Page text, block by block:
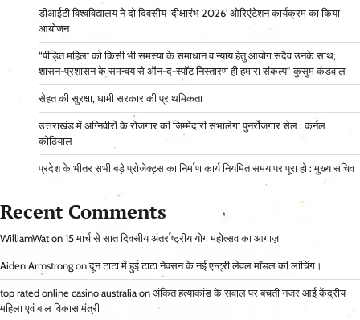
डीआईटी विश्वविद्यालय ने दो दिवसीय ‘दीक्षारंभ 2026’ ओरिएंटेशन कार्यक्रम का किया
आयोजन
“पीड़ित महिला को किसी भी समस्या के समाधान व न्याय हेतु आयोग सदैव उनके साथ;
शासन-प्रशासन के समन्वय से ऑन-द-स्पॉट निस्तारण ही हमारा संकल्प” कुसुम कंडवाल
सेहत की सुरक्षा, धामी सरकार की प्राथमिकता
उत्तराखंड में अग्निवीरों के रोजगार की जिम्मेदारी संभालेगा पुनर्रोजगार सेल : कर्नल
कोठियाल
प्रदेश के भीतर सभी बड़े प्रोजेक्ट्स का निर्माण कार्य नियमित समय पर पूरा हो : मुख्य सचिव
Recent Comments
WilliamWat on 15 मार्च से सात दिवसीय अंतर्राष्ट्रीय योग महोत्सव का आगाज़
Aiden Armstrong onदून टाटा में हुई टाटा नेक्सन के नई एन्ट्री लेवल मॉडल की लांचिंग।
top rated online casino australia on अंकित हत्याकांड के सवाल पर बचती नजर आई केंद्रीय
महिला एवं बाल विकास मंत्री